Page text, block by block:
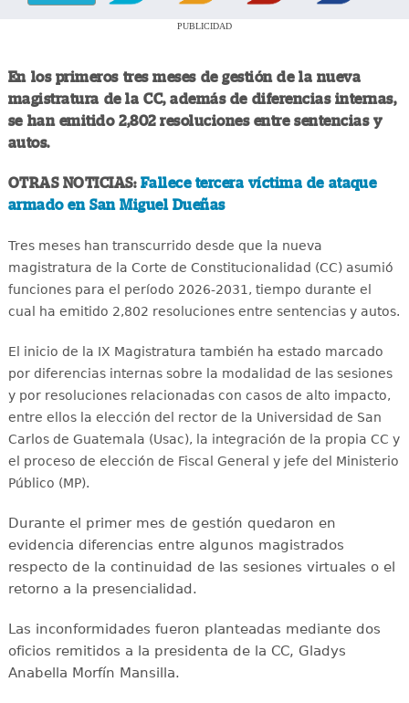
PUBLICIDAD
En los primeros tres meses de gestión de la nueva
magistratura de la CC, además de diferencias internas,
se han emitido 2,802 resoluciones entre sentencias y
autos.
OTRAS NOTICIAS: Fallece tercera víctima de ataque
armado en San Miguel Dueñas
Tres meses han transcurrido desde que la nueva
magistratura de la Corte de Constitucionalidad (CC) asumió
funciones para el período 2026-2031, tiempo durante el
cual ha emitido 2,802 resoluciones entre sentencias y autos.
El inicio de la IX Magistratura también ha estado marcado
por diferencias internas sobre la modalidad de las sesiones
y por resoluciones relacionadas con casos de alto impacto,
entre ellos la elección del rector de la Universidad de San
Carlos de Guatemala (Usac), la integración de la propia CC y
el proceso de elección de Fiscal General y jefe del Ministerio
Público (MP).
Durante el primer mes de gestión quedaron en
evidencia diferencias entre algunos magistrados
respecto de la continuidad de las sesiones virtuales o el
retorno a la presencialidad.
Las inconformidades fueron planteadas mediante dos
oficios remitidos a la presidenta de la CC, Gladys
Anabella Morfín Mansilla.